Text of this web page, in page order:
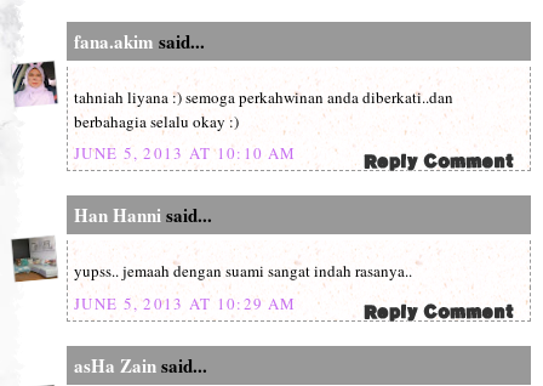
fana.akim said...
tahniah liyana :) semoga perkahwinan anda diberkati..dan
berbahagia selalu okay :)
JUNE 5, 2013 AT 10:10 AM
Han Hannisaid...
yupss.. jemaah dengan suami sangat indah rasanya..
JUNE 5, 2013 AT 10:29 AM
asHa Zainsaid...